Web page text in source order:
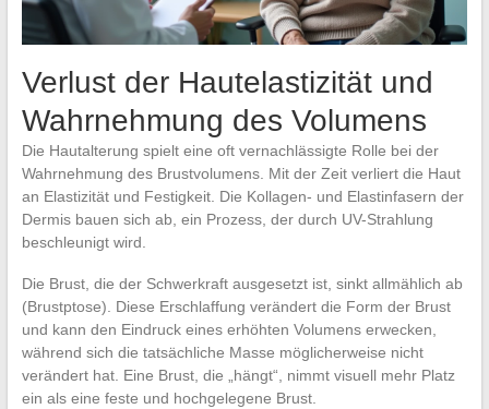
Verlust der Hautelastizität und
Wahrnehmung des Volumens
Die Hautalterung spielt eine oft vernachlässigte Rolle bei der
Wahrnehmung des Brustvolumens. Mit der Zeit verliert die Haut
an Elastizität und Festigkeit. Die Kollagen- und Elastinfasern der
Dermis bauen sich ab, ein Prozess, der durch UV-Strahlung
beschleunigt wird.
Die Brust, die der Schwerkraft ausgesetzt ist, sinkt allmählich ab
(Brustptose). Diese Erschlaffung verändert die Form der Brust
und kann den Eindruck eines erhöhten Volumens erwecken,
während sich die tatsächliche Masse möglicherweise nicht
verändert hat. Eine Brust, die „hängt“, nimmt visuell mehr Platz
ein als eine feste und hochgelegene Brust.